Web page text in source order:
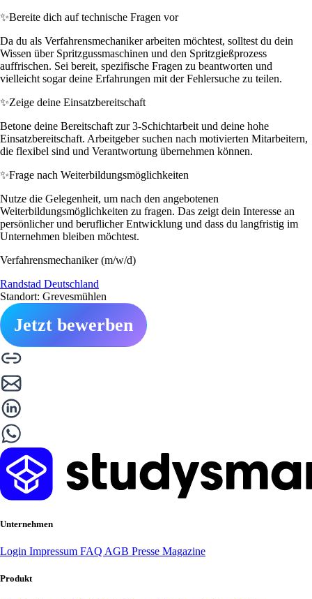
✨Bereite dich auf technische Fragen vor
Da du als Verfahrensmechaniker arbeiten möchtest, solltest du dein
Wissen über Spritzgussmaschinen und den Spritzgießprozess
auffrischen. Sei bereit, spezifische Fragen zu beantworten und
vielleicht sogar deine Erfahrungen mit der Fehlersuche zu teilen.
✨Zeige deine Einsatzbereitschaft
Betone deine Bereitschaft zur 3-Schichtarbeit und deine hohe
Einsatzbereitschaft. Arbeitgeber suchen nach motivierten Mitarbeitern,
die flexibel sind und Verantwortung übernehmen können.
✨Frage nach Weiterbildungsmöglichkeiten
Nutze die Gelegenheit, um nach den angebotenen
Weiterbildungsmöglichkeiten zu fragen. Das zeigt dein Interesse an
persönlicher und beruflicher Entwicklung und dass du langfristig im
Unternehmen bleiben möchtest.
Verfahrensmechaniker (m/w/d)
Randstad Deutschland
Standort: Grevesmühlen
Jetzt bewerben
Unternehmen
Login Impressum FAQ AGB Presse Magazine
Produkt